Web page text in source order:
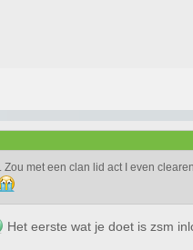
met een clan lid act I even
Het eerste wat je doet is zsm